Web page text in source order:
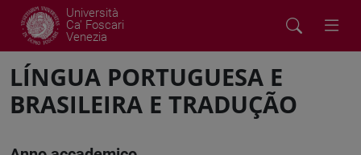
Università
Ca' Foscari
Venezia
LÍNGUA PORTUGUESA E
BRASILEIRA E TRADUÇÃO